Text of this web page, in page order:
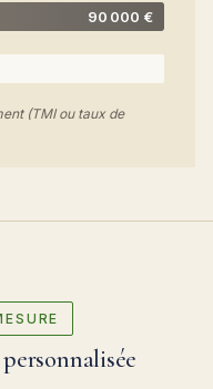
90 000 €
(TMI ou taux de